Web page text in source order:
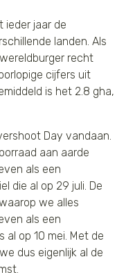
ieder jaar de
landen. Als
recht
cijfers uit
is het 2.8 gha,
Day vandaan.
aan aarde
als een
die al op 29 juli. De
we alles
als een
al op 10 mei. Met de
dus eigenlijk al de